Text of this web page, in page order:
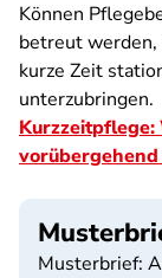
Können
betreut
kurze Zeit
unterzubringen.
Kurzzeitpflege:
Musterbrief: